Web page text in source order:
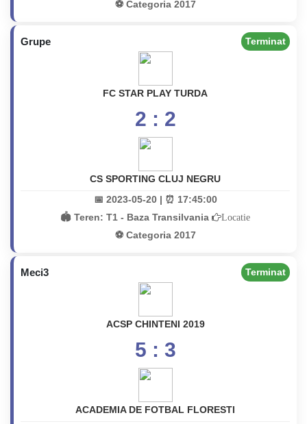
⚽ Categoria 2017
Grupe Terminat
FC STAR PLAY TURDA
2 : 2
CS SPORTING CLUJ NEGRU
📅 2023-05-20 | ⏰ 17:45:00
🏟️ Teren: T1 - Baza Transilvania Locatie
⚽ Categoria 2017
Meci3 Terminat
ACSP CHINTENI 2019
5 : 3
ACADEMIA DE FOTBAL FLORESTI